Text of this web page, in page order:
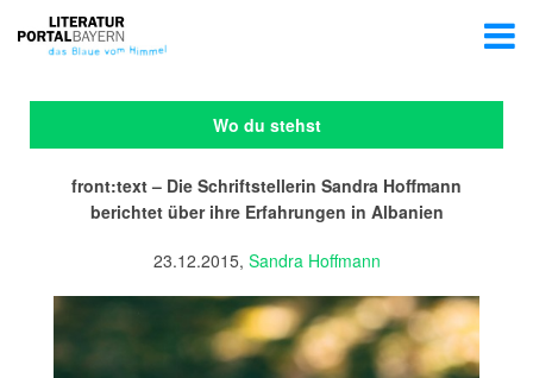
Wo du stehst
front:text – Die Schriftstellerin Sandra Hoffmann
berichtet über ihre Erfahrungen in Albanien
23.12.2015, Sandra Hoffmann